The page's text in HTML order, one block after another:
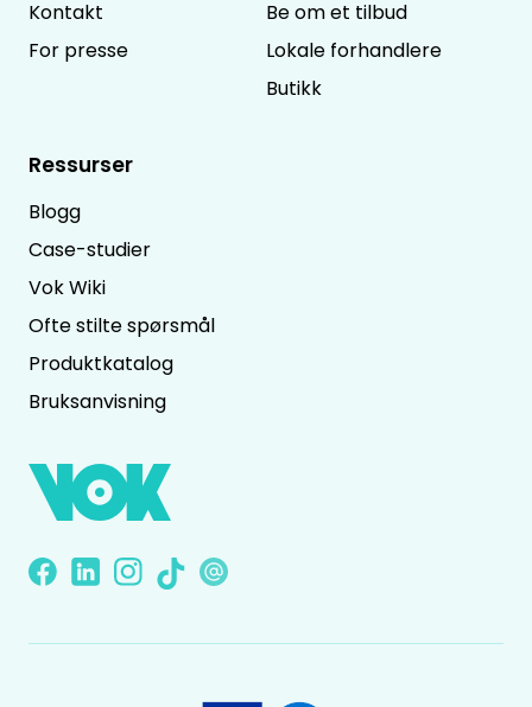
Kontakt
For presse
Be om et tilbud
Lokale forhandlere
Butikk
Ressurser
Blogg
Case-studier
Vok Wiki
Ofte stilte spørsmål
Produktkatalog
Bruksanvisning